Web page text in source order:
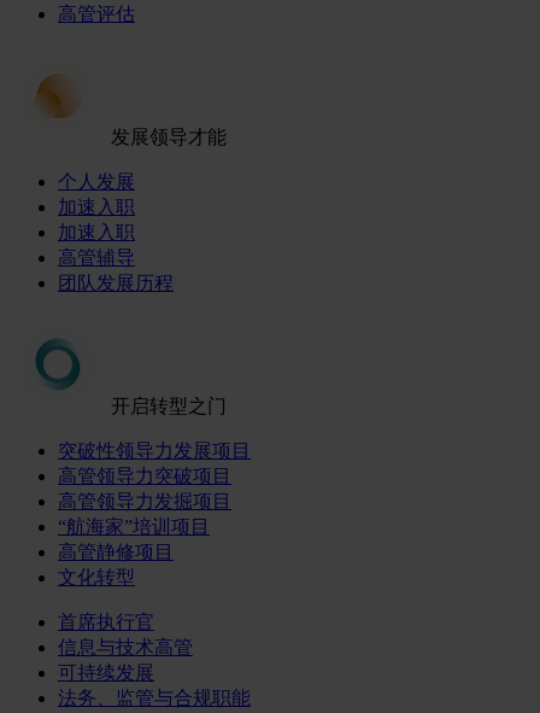
高管评估
发展领导才能
个人发展
加速入职
加速入职
高管辅导
团队发展历程
开启转型之门
突破性领导力发展项目
高管领导力突破项目
高管领导力发掘项目
“航海家”培训项目
高管静修项目
文化转型
首席执行官
信息与技术高管
可持续发展
法务、监管与合规职能